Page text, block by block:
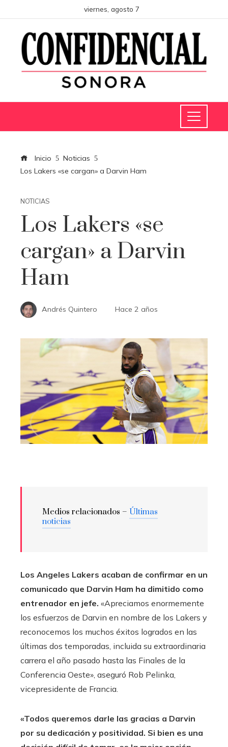
viernes, agosto 7
Inicio
Noticias
Los Lakers «se cargan» a Darvin Ham
NOTICIAS
Los Lakers «se
cargan» a Darvin
Ham
Andrés Quintero Hace 2 años
Medios relacionados – Últimas
noticias
Los Angeles Lakers acaban de confirmar en un
comunicado que Darvin Ham ha dimitido como
entrenador en jefe. «Apreciamos enormemente
los esfuerzos de Darvin en nombre de los Lakers y
reconocemos los muchos éxitos logrados en las
últimas dos temporadas, incluida su extraordinaria
carrera el año pasado hasta las Finales de la
Conferencia Oeste», aseguró Rob Pelinka,
vicepresidente de Francia.
«Todos queremos darle las gracias a Darvin
por su dedicación y positividad. Si bien es una